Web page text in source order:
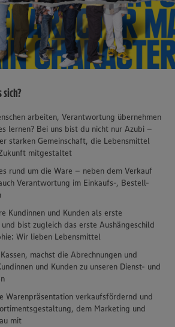
sich?
arbeiten, Verantwortung übernehmen
lernen? Bei uns bist du nicht nur Azubi –
starken Gemeinschaft, die Lebensmittel
mitgestaltet
rund um die Ware – neben dem Verkauf
Verantwortung im Einkaufs-, Bestell-
Kundinnen und Kunden als erste
bist zugleich das erste Aushängeschild
Wir lieben Lebensmittel
machst die Abrechnungen und
und Kunden zu unseren Dienst- und
Warenpräsentation verkaufsfördernd und
dem Marketing und
mit